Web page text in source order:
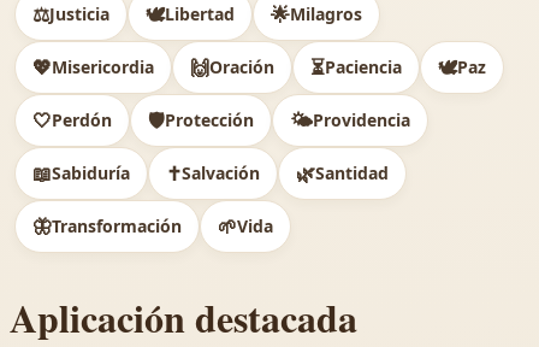
⚖️Justicia 🕊Libertad 🌟Milagros
💖Misericordia 🙌Oración ⏳Paciencia 🕊️Paz
🤍Perdón 🛡️Protección 🌤️Providencia
📖Sabiduría ✝️Salvación 🌿Santidad
🦋Transformación 🌱Vida
Aplicación destacada